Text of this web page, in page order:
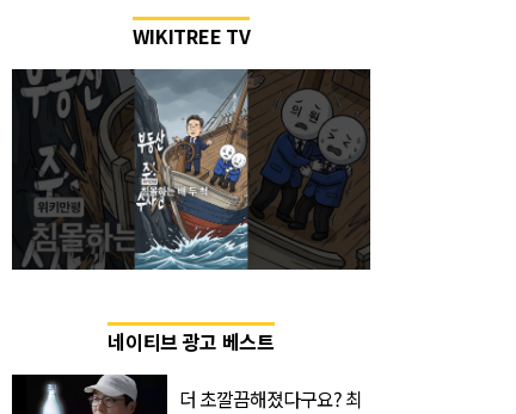
WIKITREE TV
네이티브 광고 베스트
더 초깔끔해졌다구요? 최